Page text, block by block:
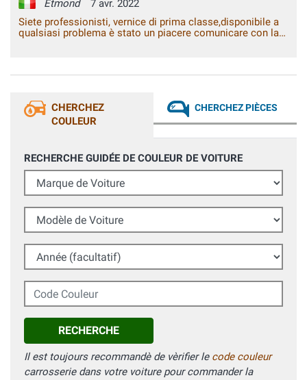
Etmond
7 avr. 2022
Siete professionisti, vernice di prima classe,disponibile a
qualsiasi problema è stato un piacere comunicare con la
CHERCHEZ
COULEUR
CHERCHEZ PIÈCES
RECHERCHE GUIDÉE DE COULEUR DE VOITURE
Marque de Voiture
Modèle de Voiture
Année (facultatif)
Code Couleur
RECHERCHE
Il est toujours recommandè de vèrifier le code couleur
carrosserie dans votre voiture pour commander la